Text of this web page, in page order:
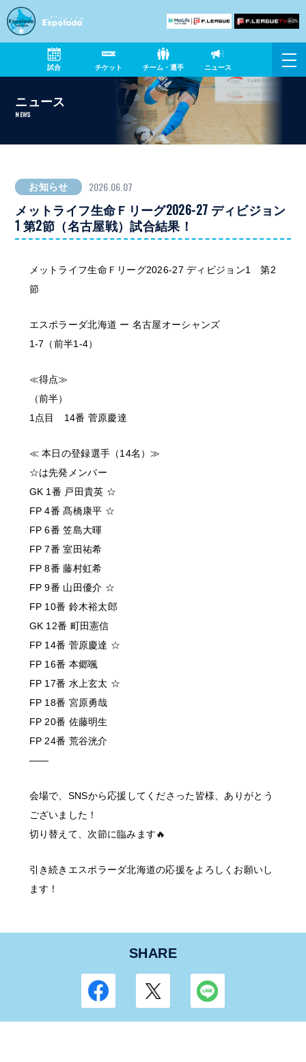
試合 チケット チーム・選手 ニュース
ニュース
NEWS
お知らせ 2026.06.07
メットライフ生命Ｆリーグ2026-27 ディビジョン
1 第2節（名古屋戦）試合結果！
メットライフ生命Ｆリーグ2026-27 ディビジョン1 第2
節
エスポラーダ北海道 ー 名古屋オーシャンズ
1-7（前半1-4）
≪得点≫
（前半）
1点目 14番 菅原慶達
≪ 本日の登録選手（14名）≫
☆は先発メンバー
GK 1番 戸田貴英 ☆
FP 4番 髙橋康平 ☆
FP 6番 笠島大暉
FP 7番 室田祐希
FP 8番 藤村虹希
FP 9番 山田優介 ☆
FP 10番 鈴木裕太郎
GK 12番 町田憲信
FP 14番 菅原慶達 ☆
FP 16番 本郷颯
FP 17番 水上玄太 ☆
FP 18番 宮原勇哉
FP 20番 佐藤明生
FP 24番 荒谷洸介
——
会場で、SNSから応援してくださった皆様、ありがとう
ございました！
切り替えて、次節に臨みます🔥
引き続きエスポラーダ北海道の応援をよろしくお願いし
ます！
SHARE